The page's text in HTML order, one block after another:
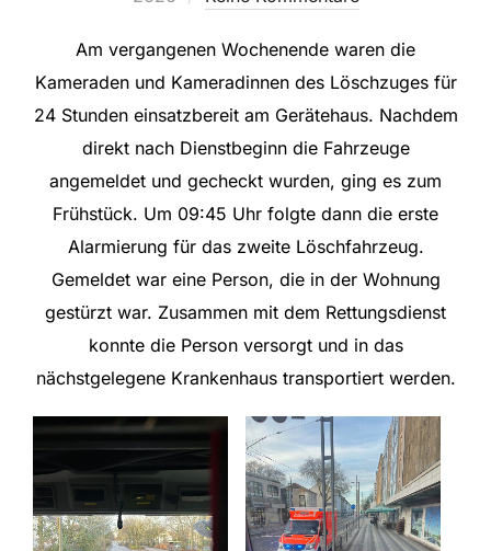
Am vergangenen Wochenende waren die
Kameraden und Kameradinnen des Löschzuges für
24 Stunden einsatzbereit am Gerätehaus. Nachdem
direkt nach Dienstbeginn die Fahrzeuge
angemeldet und gecheckt wurden, ging es zum
Frühstück. Um 09:45 Uhr folgte dann die erste
Alarmierung für das zweite Löschfahrzeug.
Gemeldet war eine Person, die in der Wohnung
gestürzt war. Zusammen mit dem Rettungsdienst
konnte die Person versorgt und in das
nächstgelegene Krankenhaus transportiert werden.